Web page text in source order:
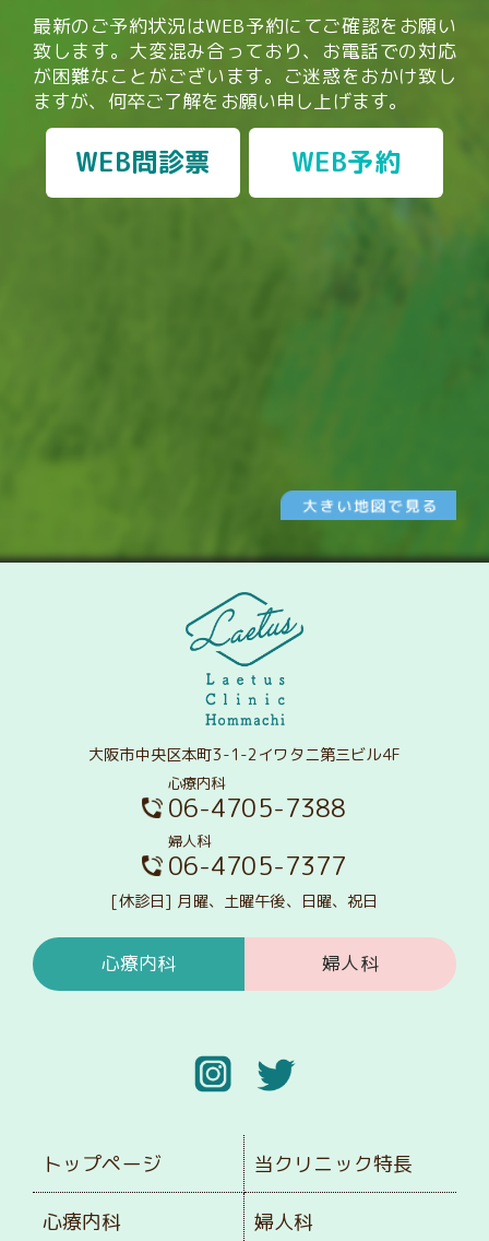
最新のご予約状況はWEB予約にてご確認をお願い
致します。 大変混み合っており、お電話での対応
が困難なことがございます。
ご迷惑をおかけ致し
ますが、何卒ご了解をお願い申し上げます。
WEB問診票 WEB予約
大阪市中央区本町3-1-2イワタニ第三ビル4F
心療内科
06-4705-7388
婦人科
06-4705-7377
[休診日] 月曜、土曜午後、日曜、祝日
心療内科 婦人科
トップページ 当クリニック特長
心療内科 婦人科